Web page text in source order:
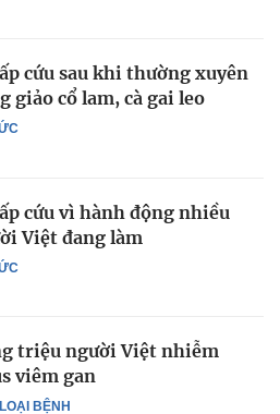
cứu sau khi thường xuyên
giảo cổ lam, cà gai leo
cứu vì hành động nhiều
Việt đang làm
BỆNH
triệu người Việt nhiễm
viêm gan